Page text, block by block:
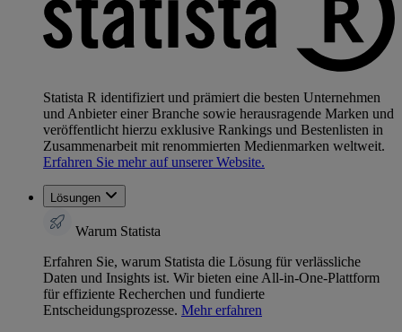
Statista R identifiziert und prämiert die besten Unternehmen
und Anbieter einer Branche sowie herausragende Marken und
veröffentlicht hierzu exklusive Rankings und Bestenlisten in
Zusammenarbeit mit renommierten Medienmarken weltweit.
Erfahren Sie mehr auf unserer Website.
Lösungen
Warum Statista
Erfahren Sie, warum Statista die Lösung für verlässliche
Daten und Insights ist. Wir bieten eine All-in-One-Plattform
für effiziente Recherchen und fundierte
Entscheidungsprozesse. Mehr erfahren